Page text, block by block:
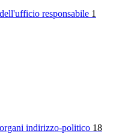
responsabile 1
indirizzo-politico 18